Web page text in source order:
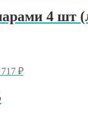
4 шт
₽